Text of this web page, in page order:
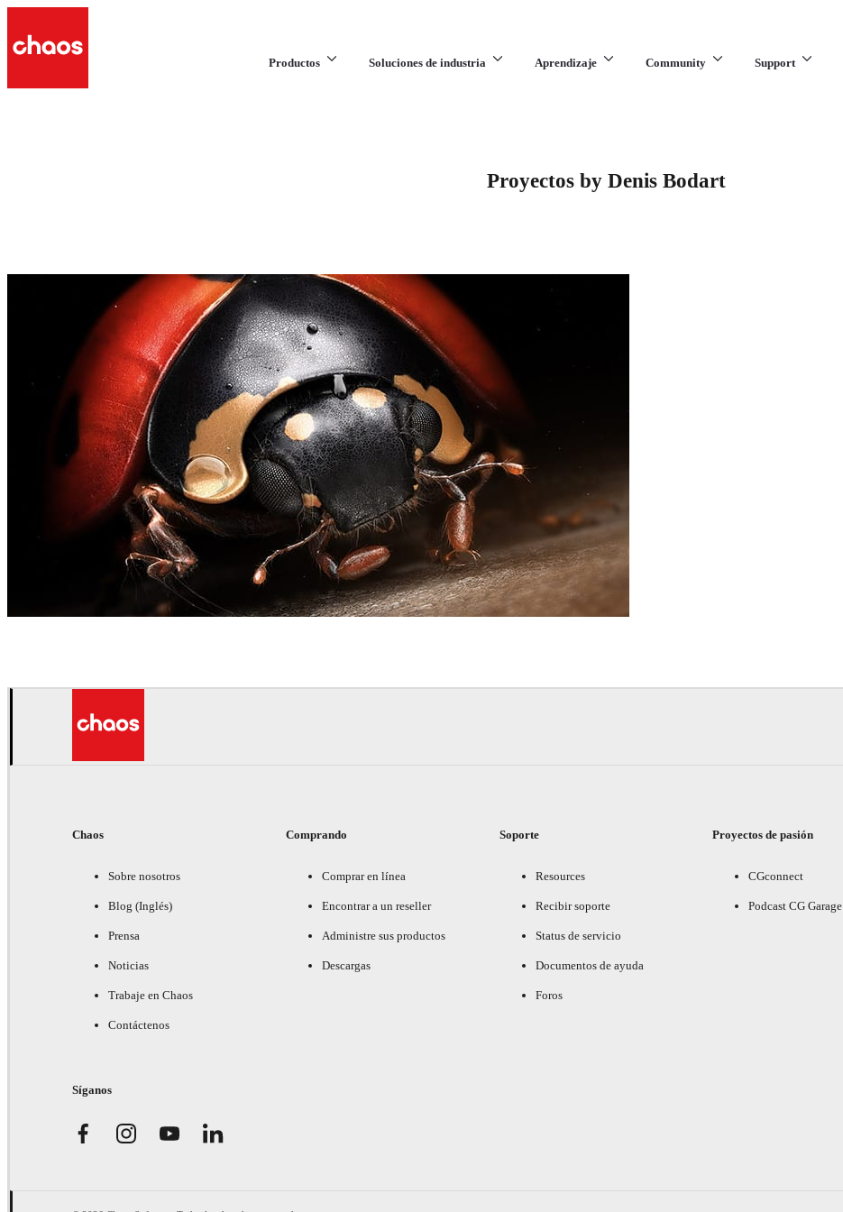
Productos Soluciones de industria Aprendizaje Community Support
Proyectos by Denis Bodart
Chaos
Sobre nosotros
Blog (Inglés)
Prensa
Noticias
Trabaje en Chaos
Contáctenos
Comprando
Comprar en línea
Encontrar a un reseller
Administre sus productos
Descargas
Soporte
Resources
Recibir soporte
Status de servicio
Documentos de ayuda
Foros
Proyectos de pasión
CGconnect
Podcast CG Garage
Síganos